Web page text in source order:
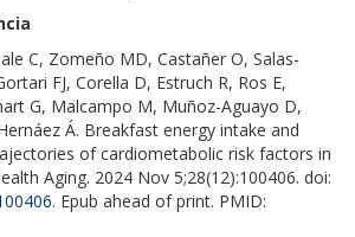
C, Zomeño MD, Castañer O, Salas-
FJ, Corella D, Estruch R, Ros E,
G, Malcampo M, Muñoz-Aguayo D,
Á. Breakfast energy intake and
of cardiometabolic risk factors in
Aging. 2024 Nov 5;28(12):100406. doi:
. Epub ahead of print. PMID: